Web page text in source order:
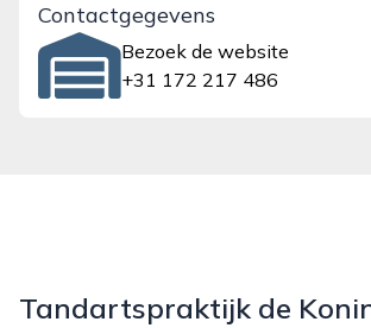
Contactgegevens
Bezoek de website
+31 172 217 486
Tandartspraktijk de